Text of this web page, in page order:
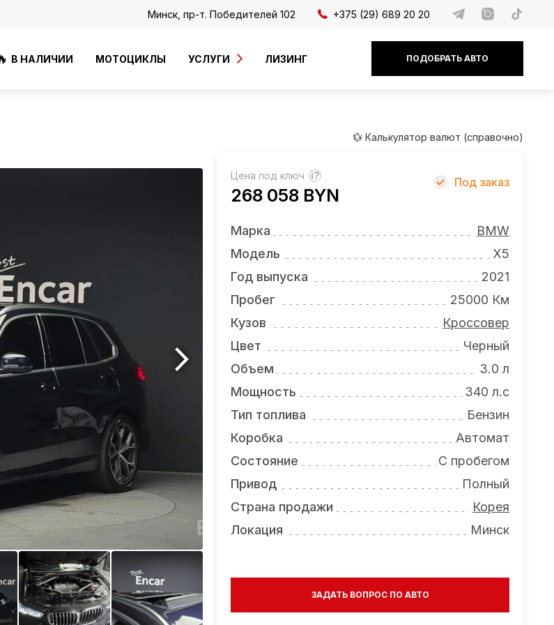
Минск, пр-т. Победителей 102 +375 (29) 689 20 20
В НАЛИЧИИ МОТОЦИКЛЫ УСЛУГИ ЛИЗИНГ ПОДОБРАТЬ АВТО
💱 Калькулятор валют (справочно)
Цена под ключ ?
268 058 BYN
Под заказ
Марка
BMW
Модель
X5
Год выпуска
2021
Пробег
25000 Км
Кузов
Кроссовер
Цвет
Черный
Объем
3.0 л
Мощность
340 л.с
Тип топлива
Бензин
Коробка
Автомат
Состояние
С пробегом
Привод
Полный
Страна продажи
Корея
Локация
Минск
ЗАДАТЬ ВОПРОС ПО АВТО